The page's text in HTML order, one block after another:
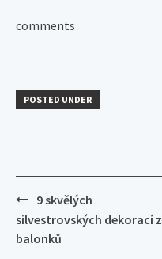
comments
POSTED UNDER
Post
navigation
9 skvělých
silvestrovských dekorací z
balonků